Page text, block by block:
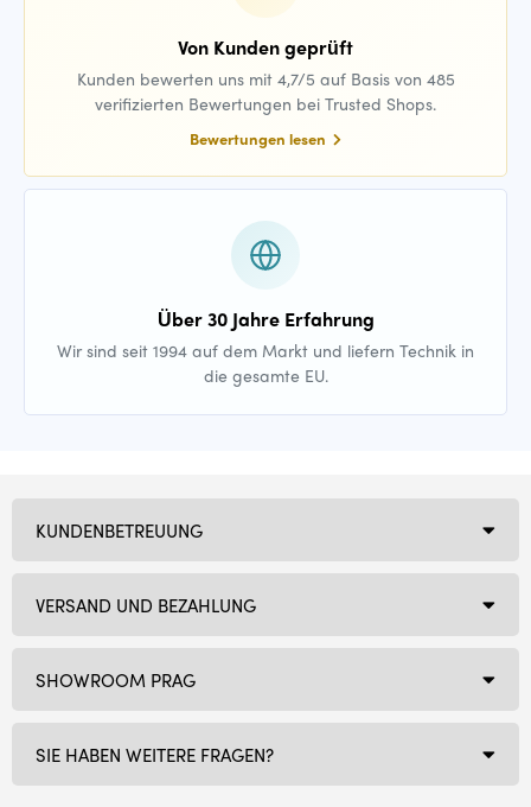
Von Kunden geprüft
Kunden bewerten uns mit 4,7/5 auf Basis von 485
verifizierten Bewertungen bei Trusted Shops.
Bewertungen lesen
Über 30 Jahre Erfahrung
Wir sind seit 1994 auf dem Markt und liefern Technik in
die gesamte EU.
SHOWROOM PRAG
SIE HABEN WEITERE FRAGEN?
KUNDENBETREUUNG
VERSAND UND BEZAHLUNG